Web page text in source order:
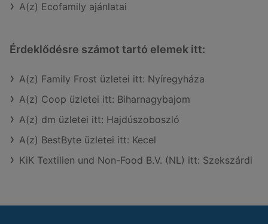
A(z) Ecofamily ajánlatai
Érdeklődésre számot tartó elemek itt:
A(z) Family Frost üzletei itt: Nyíregyháza
A(z) Coop üzletei itt: Biharnagybajom
A(z) dm üzletei itt: Hajdúszoboszló
A(z) BestByte üzletei itt: Kecel
KiK Textilien und Non-Food B.V. (NL) itt: Szekszárdi